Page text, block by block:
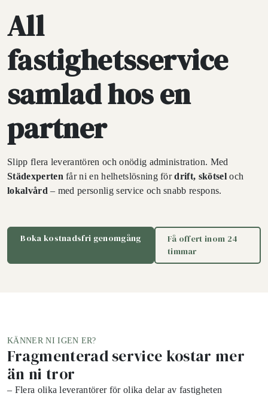
All
fastighetsservice
samlad hos en
partner
Slipp flera leverantören och onödig administration. Med
Städexperten får ni en helhetslösning fördrift, skötseloch
lokalvård – med personlig service och snabb respons.
Boka kostnadsfri genomgång
Få offert inom 24
timmar
KÄNNER NI IGEN ER?
Fragmenterad service kostar mer
än ni tror
– Flera olika leverantörer för olika delar av fastigheten